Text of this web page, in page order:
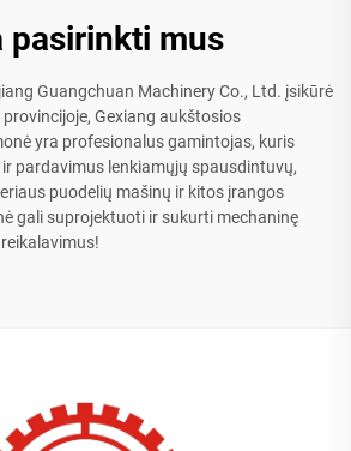
pasirinkti mus
Guangchuan Machinery Co., Ltd. įsikūrė
Gexiang aukštosios
yra profesionalus gamintojas, kuris
pardavimus lenkiamųjų spausdintuvų,
puodelių mašinų ir kitos įrangos
gali suprojektuoti ir sukurti mechaninę